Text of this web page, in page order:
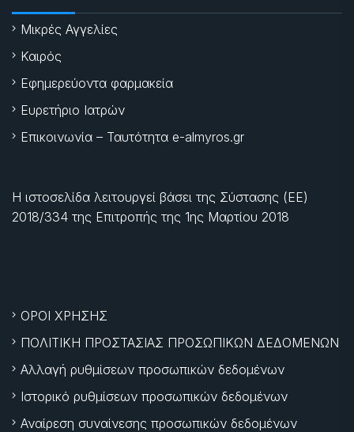
Μικρές Αγγελίες
Καιρός
Εφημερεύοντα φαρμακεία
Ευρετήριο Ιατρών
Επικοινωνία – Ταυτότητα e-almyros.gr
Η ιστοσελίδα λειτουργεί βάσει της Σύστασης (ΕΕ)
2018/334 της Επιτροπής της 1ης Μαρτίου 2018
ΟΡΟΙ ΧΡΗΣΗΣ
ΠΟΛΙΤΙΚΗ ΠΡΟΣΤΑΣΙΑΣ ΠΡΟΣΩΠΙΚΩΝ ΔΕΔΟΜΕΝΩΝ
Αλλαγή ρυθμίσεων προσωπικών δεδομένων
Ιστορικό ρυθμίσεων προσωπικών δεδομένων
Αναίρεση συναίνεσης προσωπικών δεδομένων